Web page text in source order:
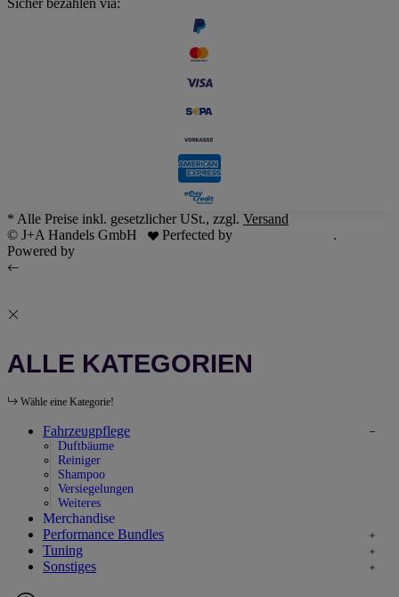
Sicher bezahlen via:
* Alle Preise inkl. gesetzlicher USt., zzgl. Versand
© J+A Handels GmbH
Perfected by
.
Powered by
ALLE KATEGORIEN
Wähle eine Kategorie!
Fahrzeugpflege
Duftbäume
Reiniger
Shampoo
Versiegelungen
Weiteres
Merchandise
Performance Bundles
Tuning
Sonstiges